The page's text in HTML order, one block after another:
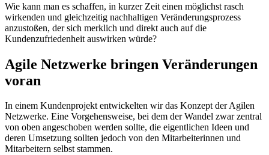
Wie kann man es schaffen, in kurzer Zeit einen möglichst rasch
wirkenden und gleichzeitig nachhaltigen Veränderungsprozess
anzustoßen, der sich merklich und direkt auch auf die
Kundenzufriedenheit auswirken würde?
Agile Netzwerke bringen Veränderungen
voran
In einem Kundenprojekt entwickelten wir das Konzept der Agilen
Netzwerke. Eine Vorgehensweise, bei dem der Wandel zwar zentral
von oben angeschoben werden sollte, die eigentlichen Ideen und
deren Umsetzung sollten jedoch von den Mitarbeiterinnen und
Mitarbeitern selbst stammen.